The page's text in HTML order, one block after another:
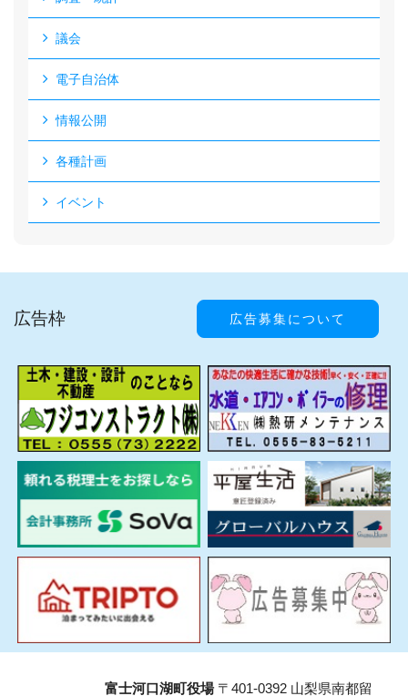
議会
電子自治体
情報公開
各種計画
イベント
広告枠 広告募集について
富士河口湖町役場〒401-0392 山梨県南都留